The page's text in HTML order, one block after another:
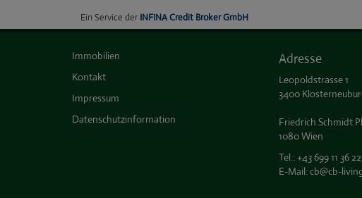
Immobilien
Kontakt
Impressum
Datenschutzinformation
Adresse
Leopoldstrasse 1
3400
Friedrich Schmidt
1080 Wien
Tel.:+43 699 11 36
E-Mail:cb@cb-